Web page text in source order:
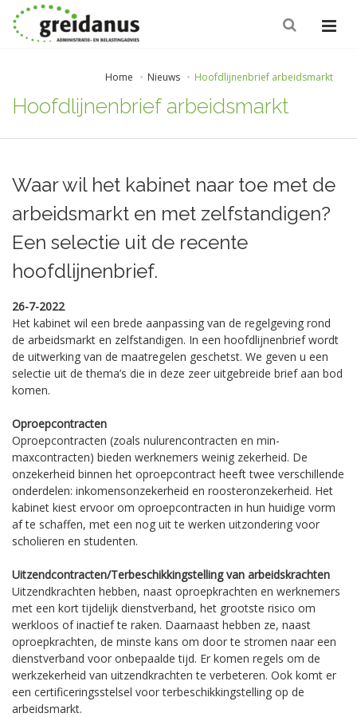
Home Nieuws Hoofdlijnenbrief arbeidsmarkt
Hoofdlijnenbrief arbeidsmarkt
Waar wil het kabinet naar toe met de
arbeidsmarkt en met zelfstandigen?
Een selectie uit de recente
hoofdlijnenbrief.
26-7-2022
Het kabinet wil een brede aanpassing van de regelgeving rond
de arbeidsmarkt en zelfstandigen. In een hoofdlijnenbrief wordt
de uitwerking van de maatregelen geschetst. We geven u een
selectie uit de thema’s die in deze zeer uitgebreide brief aan bod
komen.
Oproepcontracten
Oproepcontracten (zoals nulurencontracten en min-
maxcontracten) bieden werknemers weinig zekerheid. De
onzekerheid binnen het oproepcontract heeft twee verschillende
onderdelen: inkomensonzekerheid en roosteronzekerheid. Het
kabinet kiest ervoor om oproepcontracten in hun huidige vorm
af te schaffen, met een nog uit te werken uitzondering voor
scholieren en studenten.
Uitzendcontracten/Terbeschikkingstelling van arbeidskrachten
Uitzendkrachten hebben, naast oproepkrachten en werknemers
met een kort tijdelijk dienstverband, het grootste risico om
werkloos of inactief te raken. Daarnaast hebben ze, naast
oproepkrachten, de minste kans om door te stromen naar een
dienstverband voor onbepaalde tijd. Er komen regels om de
werkzekerheid van uitzendkrachten te verbeteren. Ook komt er
een certificeringsstelsel voor terbeschikkingstelling op de
arbeidsmarkt.